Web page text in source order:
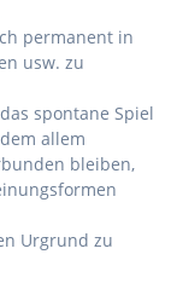
permanent in
usw. zu
spontane Spiel
allem
bleiben,
Urgrund zu